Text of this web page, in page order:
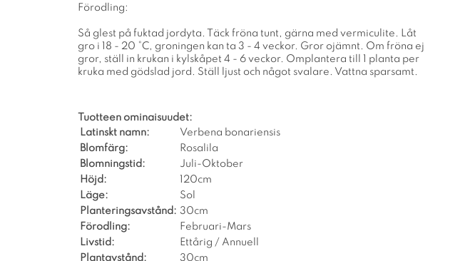
Förodling:
Så glest på fuktad jordyta. Täck fröna tunt, gärna med vermiculite. Låt
gro i 18 - 20 °C, groningen kan ta 3 - 4 veckor. Gror ojämnt. Om fröna ej
gror, ställ in krukan i kylskåpet 4 - 6 veckor. Omplantera till 1 planta per
kruka med gödslad jord. Ställ ljust och något svalare. Vattna sparsamt.
Tuotteen ominaisuudet:
Latinskt namn:
Verbena bonariensis
Blomfärg:
Rosalila
Blomningstid:
Juli-Oktober
Höjd:
120cm
Läge:
Sol
Planteringsavstånd: 30cm
Förodling:
Februari-Mars
Livstid:
Ettårig / Annuell
Plantavstånd:
30cm